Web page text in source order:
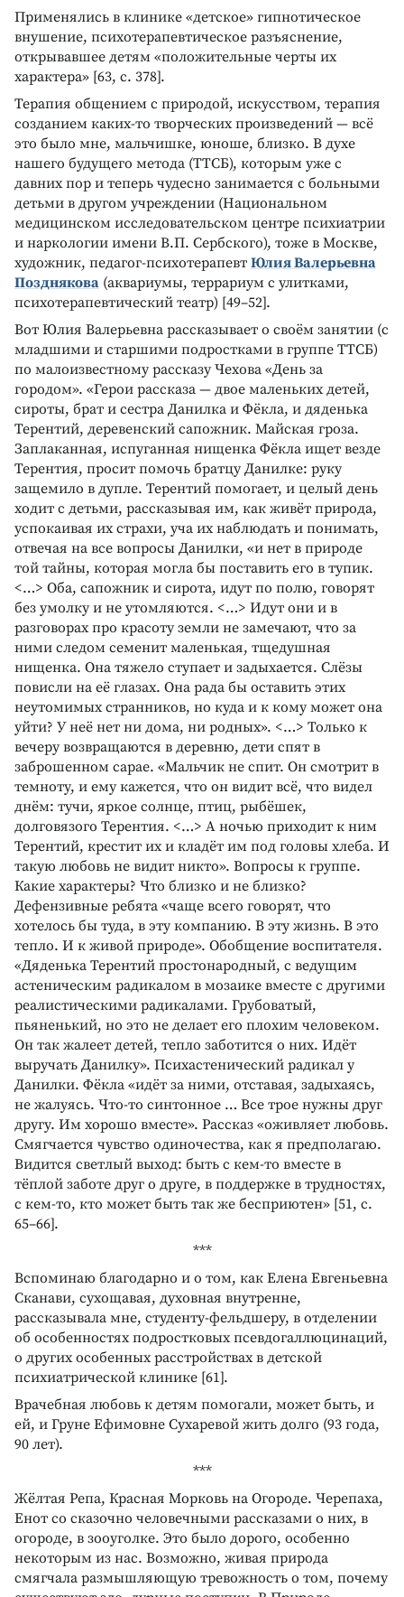
Применялись в клинике «детское» гипнотическое
внушение, психотерапевтическое разъяснение,
открывавшее детям «положительные черты их
характера» [63, с. 378].
Терапия общением с природой, искусством, терапия
созданием каких-то творческих произведений — всё
это было мне, мальчишке, юноше, близко. В духе
нашего будущего метода (ТТСБ), которым уже с
давних пор и теперь чудесно занимается с больными
детьми в другом учреждении (Национальном
медицинском исследовательском центре психиатрии
и наркологии имени В.П. Сербского), тоже в Москве,
художник, педагог-психотерапевт Юлия Валерьевна
Позднякова (аквариумы, террариум с улитками,
психотерапевтический театр) [49–52].
Вот Юлия Валерьевна рассказывает о своём занятии (с
младшими и старшими подростками в группе ТТСБ)
по малоизвестному рассказу Чехова «День за
городом». «Герои рассказа — двое маленьких детей,
сироты, брат и сестра Данилка и Фёкла, и дяденька
Терентий, деревенский сапожник. Майская гроза.
Заплаканная, испуганная нищенка Фёкла ищет везде
Терентия, просит помочь братцу Данилке: руку
защемило в дупле. Терентий помогает, и целый день
ходит с детьми, рассказывая им, как живёт природа,
успокаивая их страхи, уча их наблюдать и понимать,
отвечая на все вопросы Данилки, «и нет в природе
той тайны, которая могла бы поставить его в тупик.
<…> Оба, сапожник и сирота, идут по полю, говорят
без умолку и не утомляются. <…> Идут они и в
разговорах про красоту земли не замечают, что за
ними следом семенит маленькая, тщедушная
нищенка. Она тяжело ступает и задыхается. Слёзы
повисли на её глазах. Она рада бы оставить этих
неутомимых странников, но куда и к кому может она
уйти? У неё нет ни дома, ни родных». <…> Только к
вечеру возвращаются в деревню, дети спят в
заброшенном сарае. «Мальчик не спит. Он смотрит в
темноту, и ему кажется, что он видит всё, что видел
днём: тучи, яркое солнце, птиц, рыбёшек,
долговязого Терентия. <…> А ночью приходит к ним
Терентий, крестит их и кладёт им под головы хлеба. И
такую любовь не видит никто». Вопросы к группе.
Какие характеры? Что близко и не близко?
Дефензивные ребята «чаще всего говорят, что
хотелось бы туда, в эту компанию. В эту жизнь. В это
тепло. И к живой природе». Обобщение воспитателя.
«Дяденька Терентий простонародный, с ведущим
астеническим радикалом в мозаике вместе с другими
реалистическими радикалами. Грубоватый,
пьяненький, но это не делает его плохим человеком.
Он так жалеет детей, тепло заботится о них. Идёт
выручать Данилку». Психастенический радикал у
Данилки. Фёкла «идёт за ними, отставая, задыхаясь,
не жалуясь. Что-то синтонное … Все трое нужны друг
другу. Им хорошо вместе». Рассказ «оживляет любовь.
Смягчается чувство одиночества, как я предполагаю.
Видится светлый выход: быть с кем-то вместе в
тёплой заботе друг о друге, в поддержке в трудностях,
с кем-то, кто может быть так же бесприютен» [51, с.
65–66].
***
Вспоминаю благодарно и о том, как Елена Евгеньевна
Сканави, сухощавая, духовная внутренне,
рассказывала мне, студенту-фельдшеру, в отделении
об особенностях подростковых псевдогаллюцинаций,
о других особенных расстройствах в детской
психиатрической клинике [61].
Врачебная любовь к детям помогали, может быть, и
ей, и Груне Ефимовне Сухаревой жить долго (93 года,
90 лет).
***
Жёлтая Репа, Красная Морковь на Огороде. Черепаха,
Енот со сказочно человечными рассказами о них, в
огороде, в зооуголке. Это было дорого, особенно
некоторым из нас. Возможно, живая природа
смягчала размышляющую тревожность о том, почему